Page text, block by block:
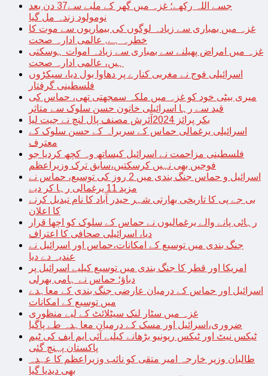
جسے اللہ رکھے؛ غزہ میں گھر کے ملبے سے37 دن بعد
نومولود زندہ مل گیا
غزہ میں بمباری سے زیادہ لوگوں کی بیماریوں سے موت کا
خطرہ ہے, عالمی ادارہ صحت
غزہ میں امراض پھیلنے سے بمباری سے زیادہ اموات ہوسکتی
ہیں، عالمی ادارہ صحت
اسرائیلی فوج نے مغربی کنارے پر دھاوا بول دیا، سیکڑوں
فلسطینی گرفتار
میری بیٹی خود کو غزہ میں ملکہ سمجھتی تھی، حماس کی
قید سے رہا اسرائیلی خاتون حسن سلوک سے متاثر
بکر پرائز 2024آئرش مصنف پال لنچ نے جیت لیا
اسرائیلی یرغمالی حماس کے سربراہ کے حسن سلوک کے
معترف
فلسطینی مزاحمت نے اسرائیل کیساتھ وہ کچھ کردیا جو
فوجیں بھی نہیں کرسکتیں،سابق ترک وزیراعظم
اسرائیل و حماس جنگ بندی میں 2 روز کی توسیع، حماس نے
مزید 11 یرغمالی رہا کر دیے
بی جے پی کا تاریخی بھارتی شہر حیدر آباد کا نام تبدیل کرنے
کا اعلان
رہائی پانے والے یرغمالیوں نے حماس کے سلوک کو اچھا قرار
دیا، اسرائیلی صحافی کا اعتراف
جنگ بندی میں توسیع کے امکانات،حماس اور اسرائیل نے
عندیہ دے دیا
امریکا اور قطر کا جنگ بندی میں توسیع کیلیے اسرائیل پر
دباؤ؛ حماس نے ہامی بھرلی
اسرائیل اور حماس کے درمیان عارضی جنگ بندی کے معاہدے
میں توسیع کے امکانات
غزہ میں سٹار لنک سیٹلائٹ کے لیے منظوری
ضروری،اسرائیل اور مسک کے درمیان معاہدہ طے پاگیا
ٹیکس نیٹ اور ٹیکس ریونیو بڑھانے کیلیے آئی ایم ایف کی ٹیم
پاکستان پہنچ گئی
طالبان وزیر خارجہ امیر متقی کو نائب وزیراعظم کا عہدہ
بھی دیدیا گیا